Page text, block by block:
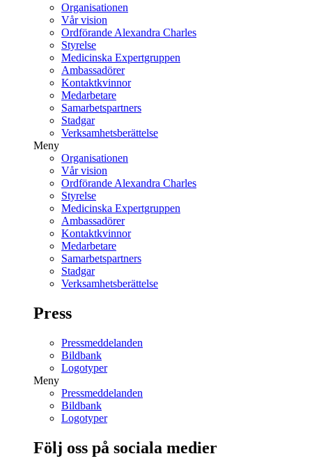
Organisationen
Vår vision
Ordförande Alexandra Charles
Styrelse
Medicinska Expertgruppen
Ambassadörer
Kontaktkvinnor
Medarbetare
Samarbetspartners
Stadgar
Verksamhetsberättelse
Meny
Organisationen
Vår vision
Ordförande Alexandra Charles
Styrelse
Medicinska Expertgruppen
Ambassadörer
Kontaktkvinnor
Medarbetare
Samarbetspartners
Stadgar
Verksamhetsberättelse
Press
Pressmeddelanden
Bildbank
Logotyper
Meny
Pressmeddelanden
Bildbank
Logotyper
Följ oss på sociala medier